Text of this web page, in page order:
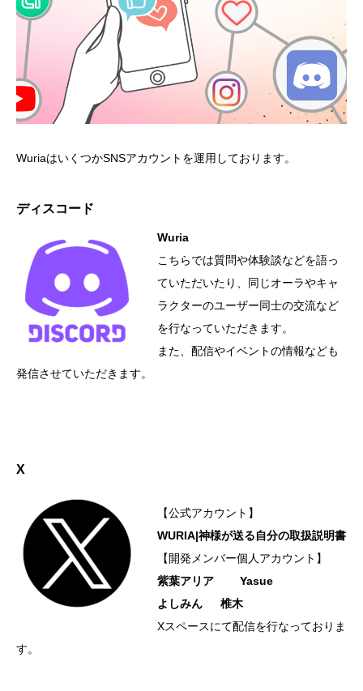
WuriaはいくつかSNSアカウントを運用しております。
ディスコード
Wuria
こちらでは質問や体験談などを語っ
ていただいたり、同じオーラやキャ
ラクターのユーザー同士の交流など
を行なっていただきます。
また、配信やイベントの情報なども
発信させていただきます。
X
【公式アカウント】
WURIA|神様が送る自分の取扱説明書
【開発メンバー個人アカウント】
紫葉アリア
Yasue
よしみん
椎木
Xスペースにて配信を行なっておりま
す。